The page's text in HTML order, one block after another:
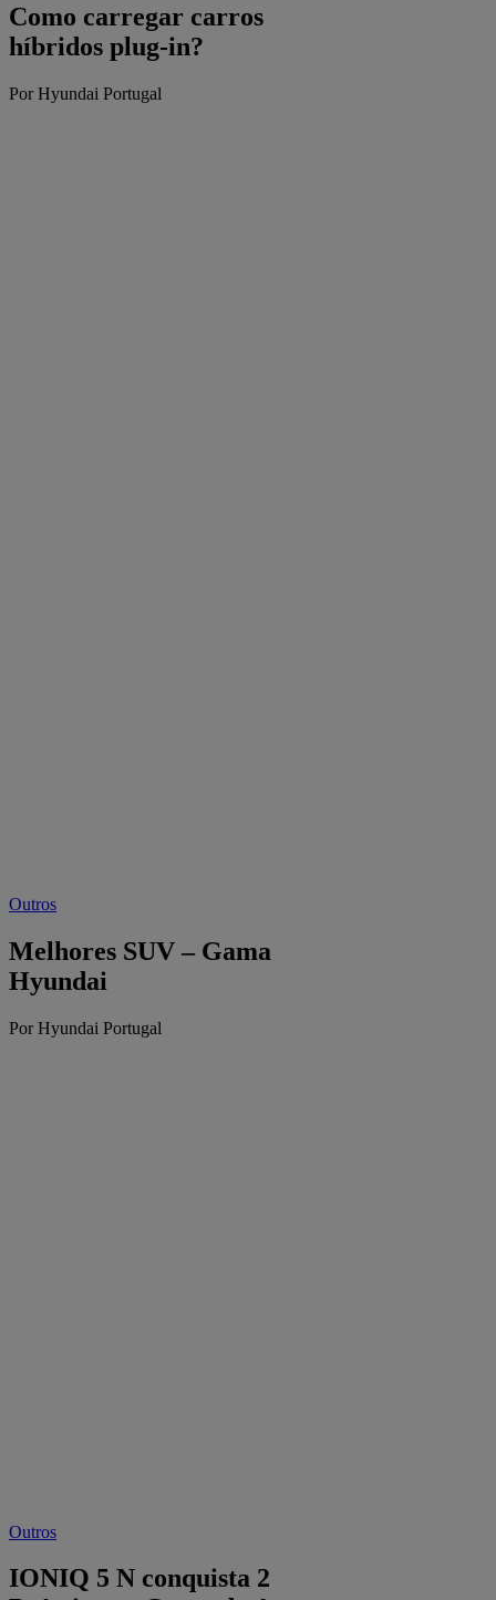
Como carregar carros
híbridos plug-in?
Por Hyundai Portugal
Outros
Melhores SUV – Gama
Hyundai
Por Hyundai Portugal
Outros
IONIQ 5 N conquista 2